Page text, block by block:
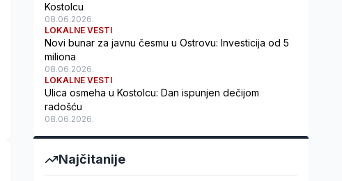
Kostolcu
08.06.2026.
LOKALNE VESTI
Novi bunar za javnu česmu u Ostrovu: Investicija od 5
miliona
08.06.2026.
LOKALNE VESTI
Ulica osmeha u Kostolcu: Dan ispunjen dečijom
radošću
08.06.2026.
Najčitanije